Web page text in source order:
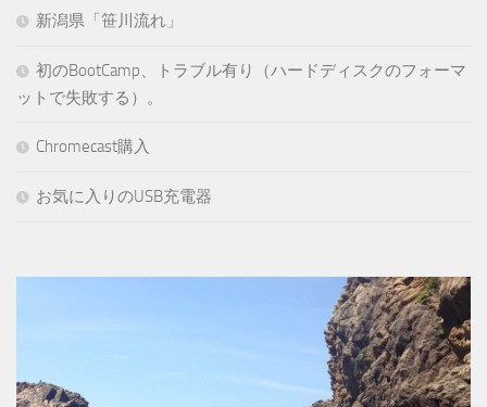
新潟県「笹川流れ」
初のBootCamp、トラブル有り（ハードディスクのフォーマ
ットで失敗する）。
Chromecast購入
お気に入りのUSB充電器